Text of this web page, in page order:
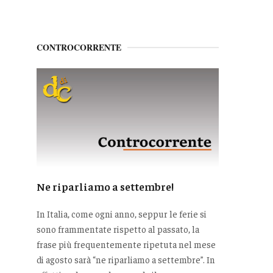
CONTROCORRENTE
Ne riparliamo a settembre!
In Italia, come ogni anno, seppur le ferie si
sono frammentate rispetto al passato, la
frase più frequentemente ripetuta nel mese
di agosto sarà “ne riparliamo a settembre”. In